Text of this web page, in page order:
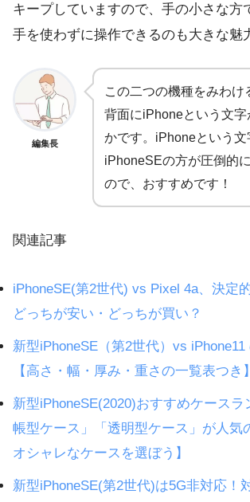
キープしていますので、手の小さな方
手を使わずに操作できるのも大きな魅
編集長
この二つの機種をみわけ
背面にiPhoneという文字
かです。iPhoneという文
iPhoneSEの方が圧倒的
ので、おすすめです！
関連記事
iPhoneSE(第2世代) vs Pixel 4a、決定
どっちが安い・どっちが買い？
新型iPhoneSE（第2世代）vs
【高さ・幅・厚み・重さの一覧表つき】
新型iPhoneSE(2020)おすすめケース
帳型ケース」「透明型ケース」が人気
オシャレなケースを選ぼう】
新型iPhoneSE(第2世代)は5G非対応！